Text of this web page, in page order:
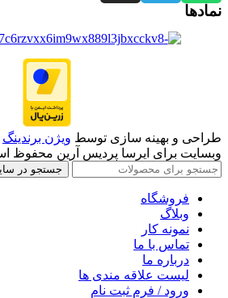
نمادها
طراحی و بهینه سازی توسط ویژن برندینگ
وبسایت برای ایرسا پردیس آرین محفوظ
جستجو در
فروشگاه
وبلاگ
نمونه کار
تماس با ما
درباره ما
لیست علاقه مندی ها
ورود / فرم ثبت نام